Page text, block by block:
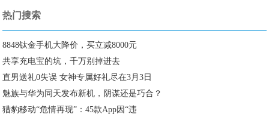
热门搜索
8848钛金手机大降价，买立减8000元
共享充电宝的坑，千万别掉进去
直男送礼0失误 女神专属好礼尽在3月3日
魅族与华为同天发布新机，阴谋还是巧合？
猎豹移动“危情再现”：45款App因“违